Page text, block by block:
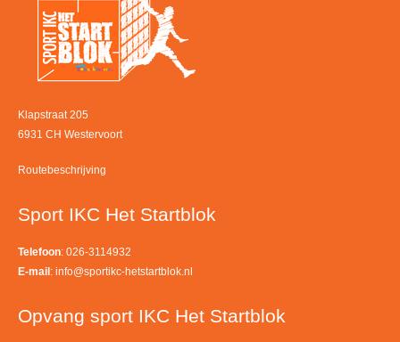
Klapstraat 205
6931 CH Westervoort
Routebeschrijving
Sport IKC Het Startblok
Telefoon: 026-3114932
E-mail : info@sportikc-hetstartblok.nl
Opvang sport IKC Het Startblok